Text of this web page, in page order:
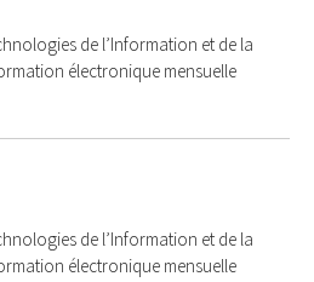
de l’Information et de la
électronique mensuelle
de l’Information et de la
électronique mensuelle